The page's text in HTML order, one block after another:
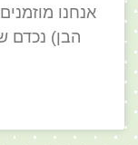
אנחנו
הבן) נכדם